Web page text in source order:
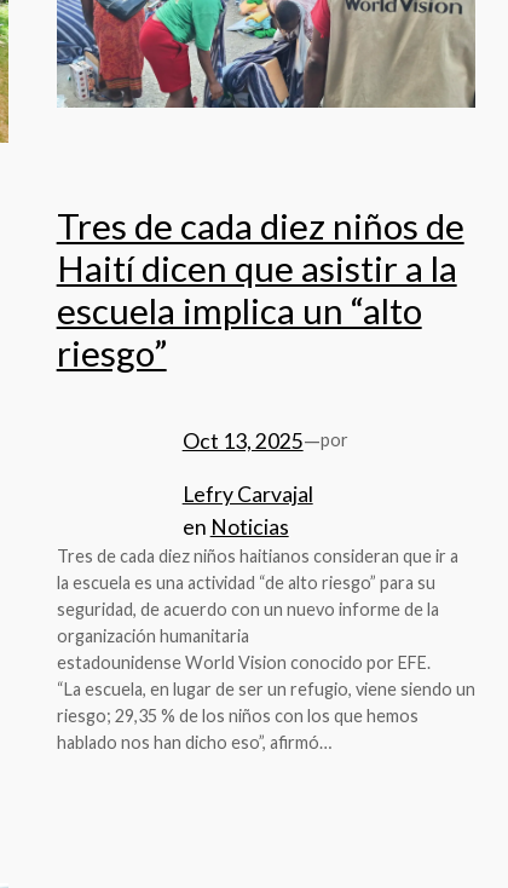
Tres de cada diez niños de
Haití dicen que asistir a la
escuela implica un “alto
riesgo”
Oct 13, 2025—por
Lefry Carvajal
en Noticias
Tres de cada diez niños haitianos consideran que ir a
la escuela es una actividad “de alto riesgo” para su
seguridad, de acuerdo con un nuevo informe de la
organización humanitaria
estadounidense World Vision conocido por EFE.
“La escuela, en lugar de ser un refugio, viene siendo un
riesgo; 29,35 % de los niños con los que hemos
hablado nos han dicho eso”, afirmó…